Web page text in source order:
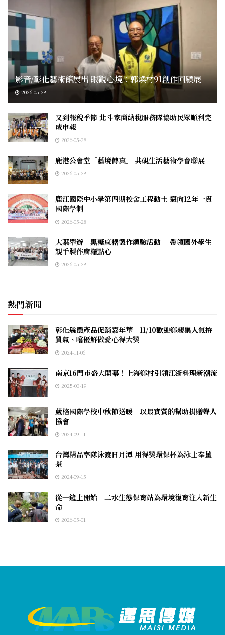
影音/彰化藝術館展出 眼觀心境：郭煥材91創作回顧展
2026-05-28
又到報稅季節 北斗家商納稅服務隊協助民眾順利完
成申報
2026-05-28
鹿港公會堂「藝境傳真」 共硯生活藝術學會聯展
2026-05-28
鹿江國際中小學第四期校舍工程動土 邁向12年一貫
國際學制
2026-05-28
大葉舉辦「黑糖麻糬製作體驗活動」 帶領國外學生
親手製作麻糬點心
2026-05-28
熱門新聞
彰化縣農產品促銷嘉年華 11/10歡迎鄉親集人氣拚
買氣、嚐優鮮做愛心得大獎
2024-11-06
南京16門市盛大開幕！上海鄉村引領江浙料理新潮流
2025-03-19
葳格國際學校中秋節送暖 以最實質的幫助捐贈聾人
協會
2024-09-11
台灣精品率隊泳渡日月潭 用得獎環保杯為泳士奉薑
茶
2024-09-15
從一鏟土開始 二水生態保育站為環境復育注入新生
命
2026-05-01